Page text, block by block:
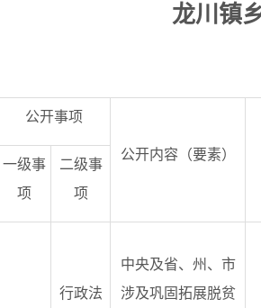
龙川镇
公开事项
公开内容（要素）
一级事
项
二级事
项
行政法
中央及省、州、市
涉及巩固拓展脱贫